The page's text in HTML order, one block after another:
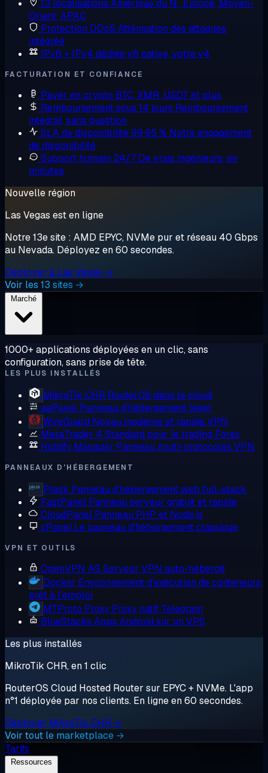
13 localisations Amérique du N., Europe, Moyen-
Orient, APAC
Protection DDoS Atténuation des attaques
intégrée
IPv6 + IPv4 dédiéev6 native, votre v4
FACTURATION ET CONFIANCE
Payer en crypto BTC, XMR, USDT et plus
Remboursement sous 14 jours Remboursement
intégral, sans question
SLA de disponibilité 99,95 % Notre engagement
de disponibilité
Support humain 24/7 De vrais ingénieurs, en
minutes
Nouvelle région
Las Vegas est en ligne
Notre 13e site : AMD EPYC, NVMe pur et réseau 40 Gbps
au Nevada. Déployez en 60 secondes.
Déployer à Las Vegas →
Voir les 13 sites →
1000+ applications déployées en un clic, sans
configuration, sans prise de tête.
LES PLUS INSTALLÉS
MikroTik CHR RouterOS dans le cloud
aaPanel Panneau d'hébergement léger
WireGuard Noyau moderne et rapide VPN
MetaTrader 4 Standard pour le trading Forex
Hiddify Manager Panneau multi-protocoles VPN
PANNEAUX D'HÉBERGEMENT
Plesk Panneau d'hébergement web full-stack
FastPanel Panneau serveur gratuit et rapide
CloudPanel Panneau PHP et Node.js
cPanel Le panneau d'hébergement classique
VPN ET OUTILS
OpenVPN AS Serveur VPN auto-hébergé
Docker Environnement d'exécution de conteneurs,
prêt à l'emploi
MTProto Proxy Proxy natif Telegram
BlueStacks Apps Android sur un VPS
Les plus installés
MikroTik CHR, en 1 clic
RouterOS Cloud Hosted Router sur EPYC + NVMe. L'app
n°1 déployée par nos clients. En ligne en 60 secondes.
Déployer MikroTik CHR →
Voir tout le marketplace →
Tarifs